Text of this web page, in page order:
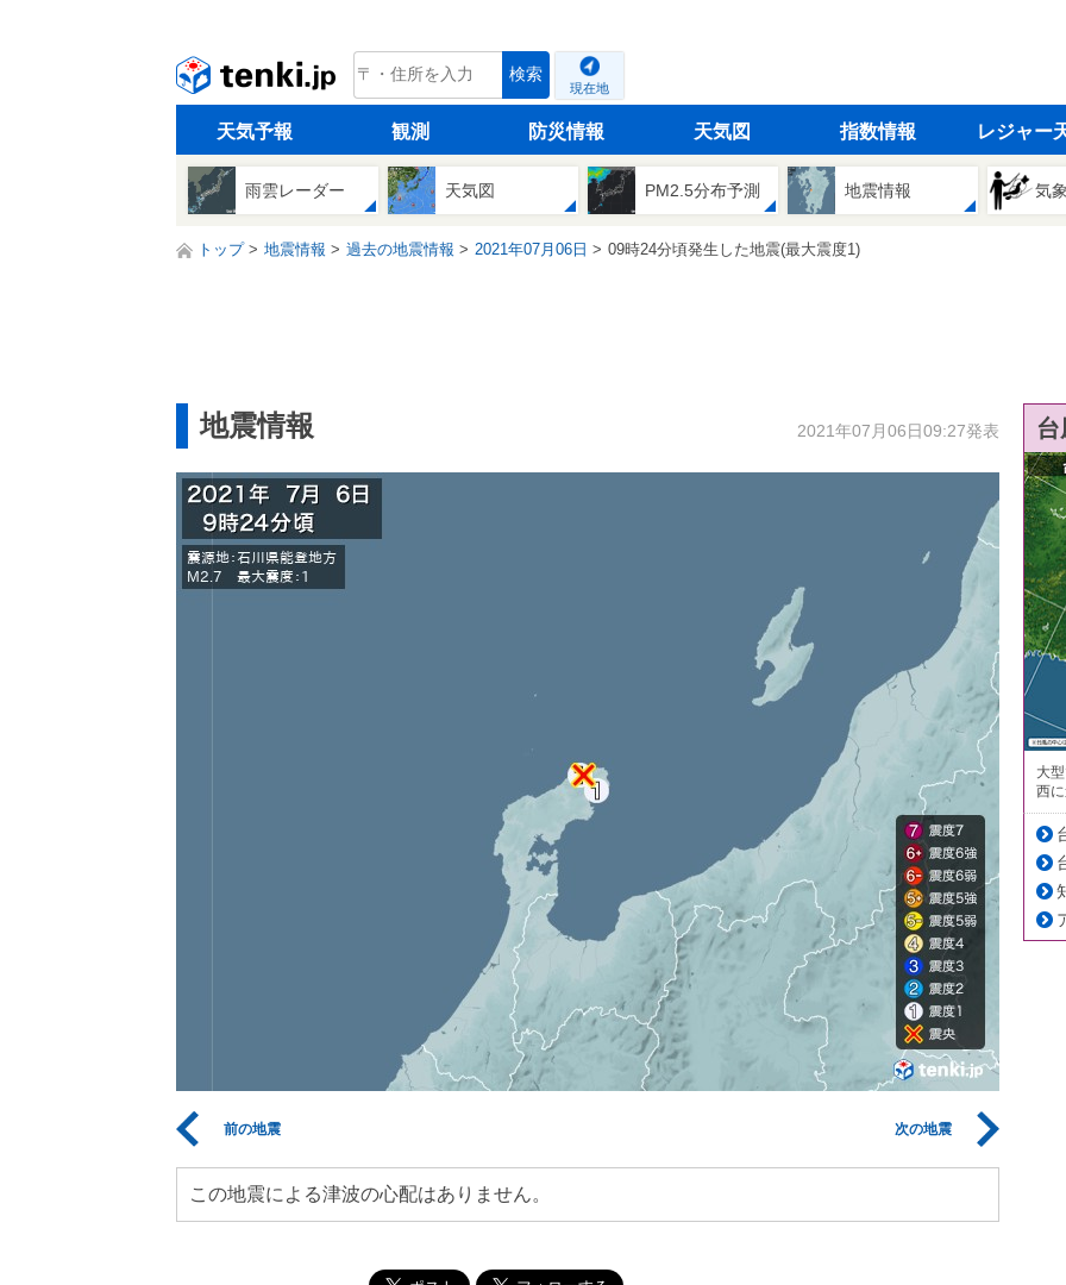
tenki.jp 検索
現在地
天気予報 観測 防災情報 天気図 指数情報 レジャー
雨雲レーダー 天気図 PM2.5分布予測 地震情報 気
トップ 地震情報 過去の地震情報 2021年07月06日 09時24分頃発生した地震(最大震度1)
地震情報 2021年07月06日09:27発表
前の地震 次の地震
この地震による津波の心配はありません。
大
西